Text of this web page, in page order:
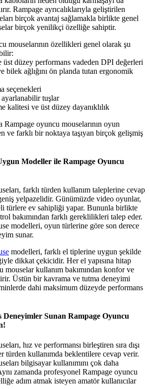
Rampage ayrıcalıklarıyla geliştirilen
birçok avantaj sağlamakla birlikte genel
birçok yenilikçi özelliğe sahiptir.
mouselarının özellikleri genel olarak şu
düzey performans vadeden DPI değerleri
bilek ağlığını ön planda tutan ergonomik
seçenekleri
tuşlar
kalitesi ve üst düzey dayanıklılık
Rampage oyuncu mouselarının oyun
ve farklı bir noktaya taşıyan birçok gelişmiş
Modeller ile Rampage Oyuncu
farklı türden kullanım taleplerine cevap
yelpazelidir. Günümüzde video oyunlar,
türlere ev sahipliği yapar. Bununla birlikte
bakımından farklı gereklilikleri talep eder.
modelleri, oyun türlerine göre son derece
sunar.
modelleri, farklı el tiplerine uygun şekilde
dikkat çekicidir. Her el yapısına hitap
mouselar kullanım bakımından konfor ve
Üstün bir kavrama ve tutma deneyimi
dahi maksimum düzeyde performans
Deneyimler Sunan Rampage Oyuncu
hız ve performansı birleştiren sıra dışı
türden kullanımda beklentilere cevap verir.
bilgisayar kullanımını çok daha
zamanda profesyonel Rampage oyuncu
adım atmak isteyen amatör kullanıcılar